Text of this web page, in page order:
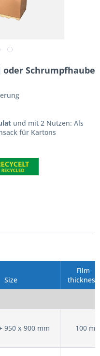
Schrumpfhaube
und mit 2 Nutzen: Als
für Kartons
Size
Film
thickness
950 x 900 mm 100 my